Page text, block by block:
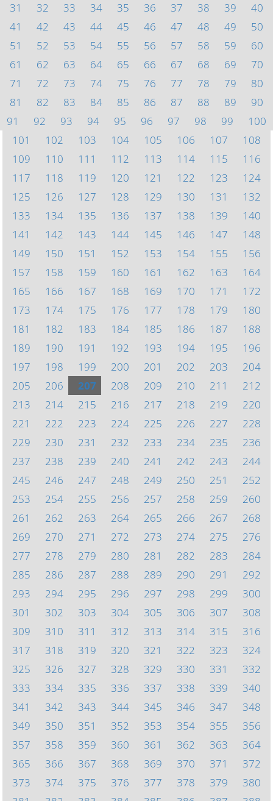
31
32 33 34 35 36 37 38 39
40
41
42 43 44 45 46 47 48 49
50
51
52 53 54 55 56 57 58 59
60
61
62 63 64 65 66 67 68 69
70
71
72 73 74 75 76 77 78 79
80
81
82 83 84 85 86 87 88 89
90
91
92 93 94 95 96 97 98 99
100
101
102 103 104 105 106 107
108
109
110 111 112 113 114 115
116
117
118 119 120 121 122 123
124
125
126 127 128 129 130 131
132
133
134 135 136 137 138 139
140
141
142 143 144 145 146 147
148
149
150 151 152 153 154 155
156
157
158 159 160 161 162 163
164
165
166 167 168 169 170 171
172
173
174 175 176 177 178 179
180
181
182 183 184 185 186 187
188
189
190 191 192 193 194 195
196
197
198 199 200 201 202 203
204
205
206 207 208 209 210 211
212
213
214 215 216 217 218 219
220
221
222 223 224 225 226 227
228
229
230 231 232 233 234 235
236
237
238 239 240 241 242 243
244
245
246 247 248 249 250 251
252
253
254 255 256 257 258 259
260
261
262 263 264 265 266 267
268
269
270 271 272 273 274 275
276
277
278 279 280 281 282 283
284
285
286 287 288 289 290 291
292
293
294 295 296 297 298 299
300
301
302 303 304 305 306 307
308
309
310 311 312 313 314 315
316
317
318 319 320 321 322 323
324
325
326 327 328 329 330 331
332
333
334 335 336 337 338 339
340
341
342 343 344 345 346 347
348
349
350 351 352 353 354 355
356
357
358 359 360 361 362 363
364
365
366 367 368 369 370 371
372
373
374 375 376 377 378 379
380